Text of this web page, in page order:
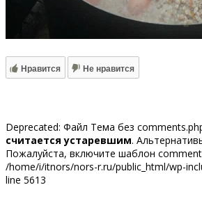
Нравится Не нравится
Deprecated: Файл Тема без
считается устаревшим.
Пожалуйста, включите шаблон
/home/i/itnors/nors-r.ru/public_html/wp-
line 5613